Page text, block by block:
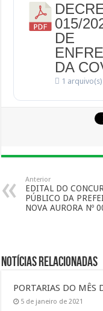
015/
DE
DA
1 arquivo(s)
Anterior
EDITAL DO
PÚBLICO DA
NOVA AURORA Nº
Notícias Relacionadas
PORTARIAS DO MÊS
5 de janeiro de 2021